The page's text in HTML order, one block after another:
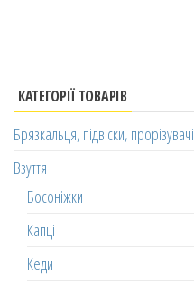
КАТЕГОРІЇ ТОВАРІВ
Брязкальця, підвіски, прорізувачі
Взуття
Босоніжки
Капці
Кеди